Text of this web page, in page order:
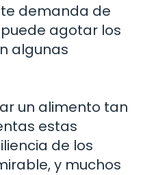
demanda de
agotar los
algunas
un alimento tan
estas
de los
y muchos